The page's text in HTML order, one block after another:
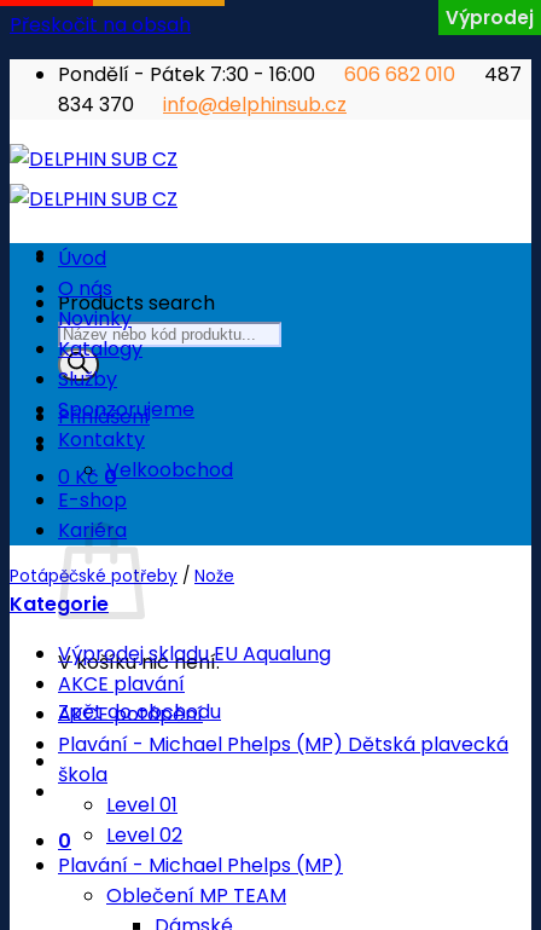
Přeskočit na obsah
Pondělí - Pátek 7:30 - 16:00
606 682 010
487
834 370
info@delphinsub.cz
Products search
Přihlášení
0 Kč 0
Košík
V košíku nic není.
Zpět do obchodu
0
Úvod
O nás
Novinky
Katalogy
Služby
Sponzorujeme
Kontakty
Velkoobchod
E-shop
Kariéra
Potápěčské potřeby / Nože
Kategorie
Výprodej skladu EU Aqualung
AKCE plavání
AKCE potápění
Plavání - Michael Phelps (MP) Dětská plavecká
škola
Level 01
Level 02
Plavání - Michael Phelps (MP)
Oblečení MP TEAM
Výprodej